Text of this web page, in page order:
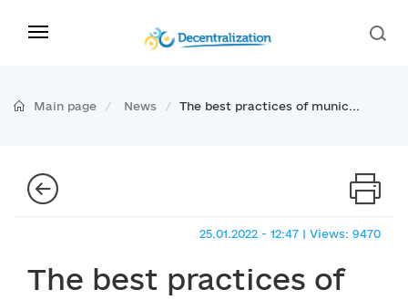
Main page News The best practices of munic...
25.01.2022 - 12:47 | Views: 9470
The best practices of